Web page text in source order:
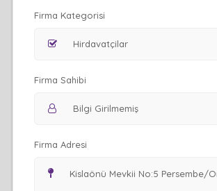
Firma Kategorisi
Firma Sahibi
Firma Adresi